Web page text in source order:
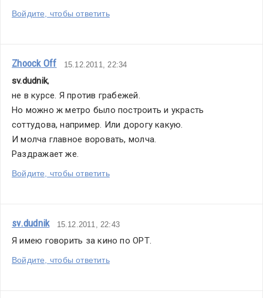
Я
способствует,
что
перронная
часть
будет
обязательно
закончена
(к
авт.),
а часть
эскалаторного
Войдите, чтобы ответить
Zhoock Off 15.12.2011, 22:34
sv.dudnik,
не в курсе. Я против грабежей.
Но можно ж метро было построить и украсть
соттудова, например. Или дорогу какую.
И молча главное воровать, молча.
Раздражает же.
Войдите, чтобы ответить
sv.dudnik 15.12.2011, 22:43
Я имею говорить за кино по ОРТ.
Войдите, чтобы ответить